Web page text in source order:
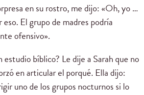
en su rostro, me dijo: «Oh, yo …
El grupo de madres podría
ofensivo».
bíblico? Le dije a Sarah que no
en articular el porqué. Ella dijo:
uno de los grupos nocturnos si lo